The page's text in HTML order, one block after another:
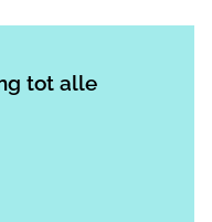
tot alle